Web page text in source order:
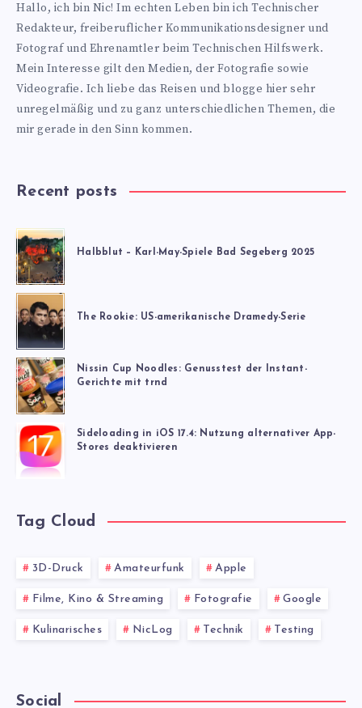
Hallo, ich bin Nic! Im echten Leben bin ich Technischer
Redakteur, freiberuflicher Kommunikationsdesigner und
Fotograf und Ehrenamtler beim Technischen Hilfswerk.
Mein Interesse gilt den Medien, der Fotografie sowie
Videografie. Ich liebe das Reisen und blogge hier sehr
unregelmäßig und zu ganz unterschiedlichen Themen, die
mir gerade in den Sinn kommen.
Recent posts
Halbblut – Karl-May-Spiele Bad Segeberg 2025
The Rookie: US-amerikanische Dramedy-Serie
Nissin Cup Noodles: Genusstest der Instant-
Gerichte mit trnd
Sideloading in iOS 17.4: Nutzung alternativer App-
Stores deaktivieren
Tag Cloud
3D-Druck Amateurfunk Apple
Filme, Kino & Streaming Fotografie Google
Kulinarisches NicLog Technik Testing
Social